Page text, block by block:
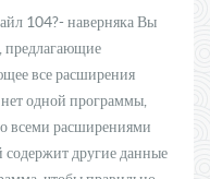
104?- наверняка Вы
предлагающие
все расширения
одной программы,
всеми расширениями
другие данные